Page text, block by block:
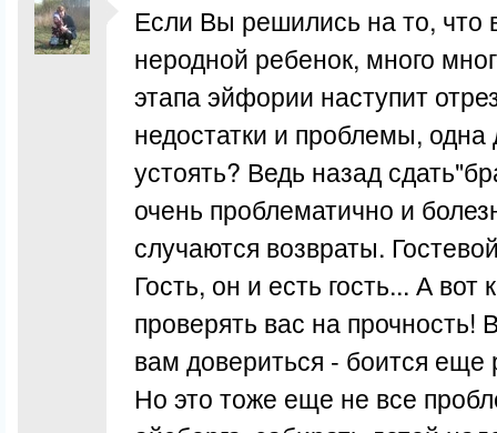
Если Вы решились на то, что
неродной ребенок, много
этапа эйфории наступит
недостатки и проблемы,
устоять? Ведь назад
очень проблематично и
случаются возвраты.
Гость, он и есть гость... А вот
проверять вас на прочность!
вам довериться - боится
Но это тоже еще не все